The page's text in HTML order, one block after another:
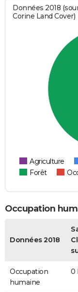
Données 2018
Corine Land Cover)
Agriculture
Forêt
Occupation
Données 2018
Occupation
humaine
0